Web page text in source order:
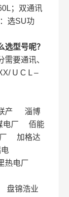
；双通讯
选SU功
型号呢？
要通讯、
U C L –
产 淄博
电厂 佰能
加格达
热电厂
锦浩业